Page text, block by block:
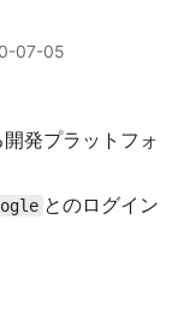
07-05
発プラットフォ
とのログイン